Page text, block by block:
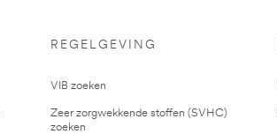
REGELGEVING
VIB zoeken
Zeer zorgwekkende stoffen (SVHC)
zoeken